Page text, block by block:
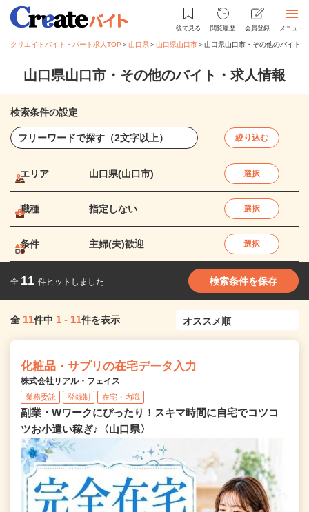
後で見る 閲覧履歴 会員登録 メニュー
クリエイトバイト・パート求人TOP ＞山口県＞山口県山口市＞山口県山口市・その他のバイト
山口県山口市・その他のバイト・求人情報
検索条件の設定
絞り込む
エリア 山口県(山口市) 選択
職種 指定しない 選択
条件 主婦(夫)歓迎 選択
全 11 件ヒットしました 検索条件を保存
全 11件中 1 - 11件を表示
化粧品・サプリの在宅データ入力
株式会社リアル・フェイス
業務委託 登録制 在宅・内職
副業・Wワークにぴったり！スキマ時間に自宅でコツコ
ツお小遣い稼ぎ♪〈山口県〉